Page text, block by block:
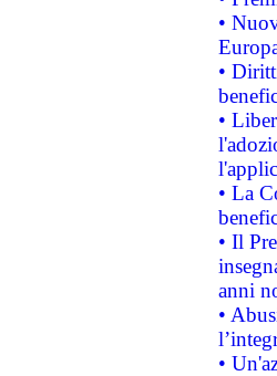
•
•
•
• La
• Il
anni
•
•